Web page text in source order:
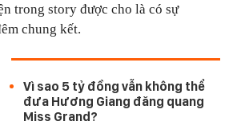
trong story được cho là có sự
chung kết.
Vì sao 5 tỷ đồng vẫn không thể
đưa Hương Giang đăng quang
Miss Grand?